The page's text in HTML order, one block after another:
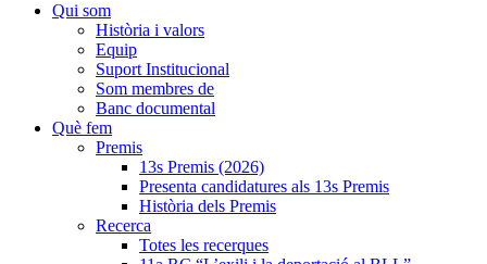
Qui som
Història i valors
Equip
Suport Institucional
Som membres de
Banc documental
Què fem
Premis
13s Premis (2026)
Presenta candidatures als 13s Premis
Història dels Premis
Recerca
Totes les recerques